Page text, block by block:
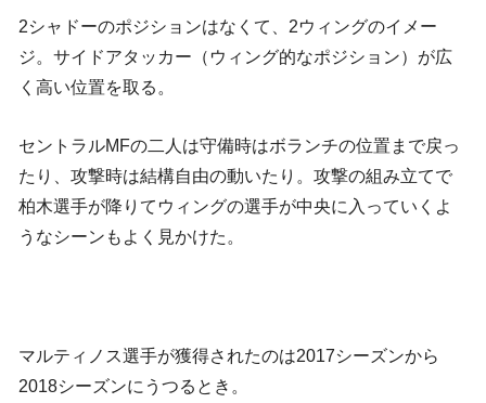
2シャドーのポジションはなくて、2ウィングのイメー
ジ。サイドアタッカー（ウィング的なポジション）が広
く高い位置を取る。
セントラルMFの二人は守備時はボランチの位置まで戻っ
たり、攻撃時は結構自由の動いたり。攻撃の組み立てで
柏木選手が降りてウィングの選手が中央に入っていくよ
うなシーンもよく見かけた。
マルティノス選手が獲得されたのは2017シーズンから
2018シーズンにうつるとき。